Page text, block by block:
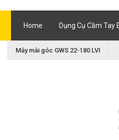
Home Dụng Cụ Cầm Tay
Máy mài góc GWS 22-180 LVI